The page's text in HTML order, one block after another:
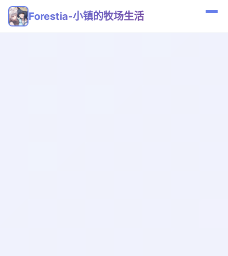
Forestia-小镇的牧场生活